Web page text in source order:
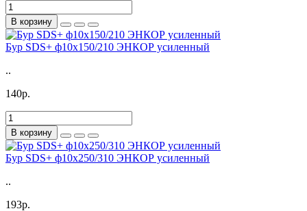
В корзину
Бур SDS+ ф10х150/210 ЭНКОР усиленный
..
140р.
В корзину
Бур SDS+ ф10х250/310 ЭНКОР усиленный
..
193р.